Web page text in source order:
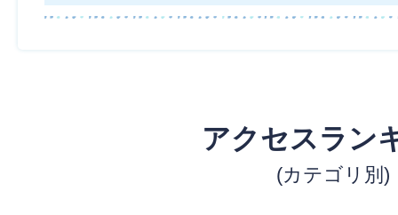
アクセスラン
(カテゴリ別)